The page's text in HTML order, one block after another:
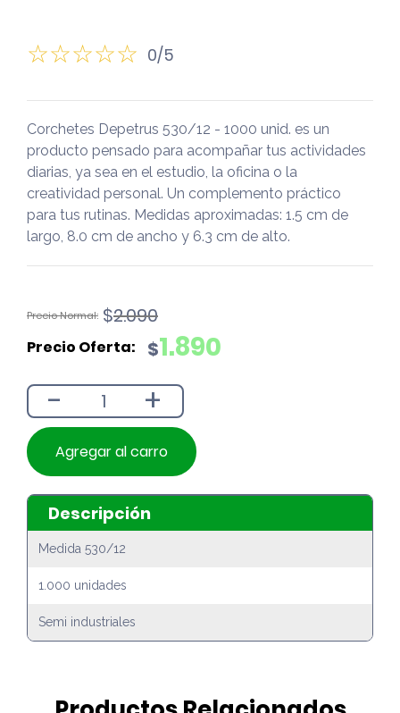
0/5
Corchetes Depetrus 530/12 - 1000 unid. es un
producto pensado para acompañar tus actividades
diarias, ya sea en el estudio, la oficina o la
creatividad personal. Un complemento práctico
para tus rutinas. Medidas aproximadas: 1.5 cm de
largo, 8.0 cm de ancho y 6.3 cm de alto.
$2.090
El
original
$2.090.
$1.890
El
actual
$1.890.
- +
Agregar al carro
Descripción
Medida 530/12
1.000 unidades
Semi industriales